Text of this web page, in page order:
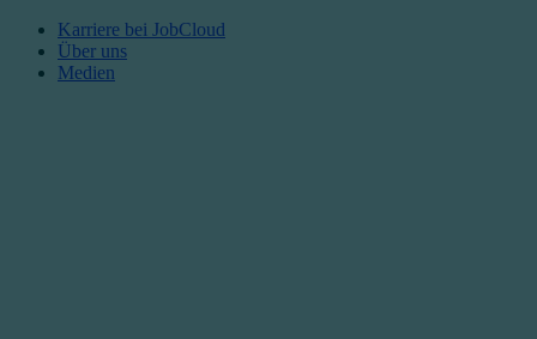
Karriere bei JobCloud​
Über uns
Medien